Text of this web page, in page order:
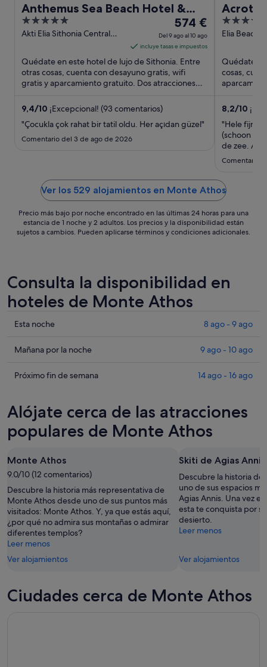
Anthemus Sea Beach Hotel &
Spa
5
out
5
Akti Elia Sithonia Central
El
precio
es
de
574 €
por
9
574 €
Del 9 ago al 10 ago
incluye tasas e impuestos
Quédate en este hotel de lujo de Sithonia. Entre
otras cosas, cuenta con desayuno gratis, wifi
gratis y aparcamiento gratuito. Dos atracciones
9,4/10 ¡Excepcional! (93 comentarios)
"Çocukla çok rahat bir tatil oldu. Her açıdan güzel"
Comentario del 3 de ago de 2026
Acrotel
4
out
5
Elia Beach,
Quédate
cosas,
8,2/10
"Hele fijn
(schoon
de zee. Als
naar links
te
Comentario
Ver los 529 alojamientos en Monte Athos
Precio más bajo por noche encontrado en las últimas 24 horas para una
estancia de 1 noche y 2 adultos. Los precios y la disponibilidad están
sujetos a cambios. Pueden aplicarse términos y condiciones adicionales.
Consulta la disponibilidad en
hoteles de Monte Athos
Comprueba
precios
Monte
esta
noche,
8
-
9
ago
Esta noche 8 ago - 9 ago
Comprueba
precios
Athos
para
mañana
la
noche,
9
ago
-
10
ago
Mañana por la noche 9 ago - 10 ago
Comprueba
en
Monte
Athos
el
próximo
fin
de
semana,
14
ago
-
16
Próximo fin de semana 14 ago - 16 ago
Alójate cerca de las atracciones
populares de Monte Athos
Monte Athos
9.0/10 (12 comentarios)
Descubre la historia más representativa de
Monte Athos desde uno de sus puntos más
visitados: Monte Athos. Y, ya que estás aquí,
¿por qué no admira sus montañas o admirar
diferentes templos?
Leer menos
Ver alojamientos
Skiti de Agias Annis
Descubre la historia
uno de sus espacios
Agias Annis. Una vez
esta te conquista por
desierto.
Leer menos
Ver alojamientos
Ciudades cerca de Monte Athos